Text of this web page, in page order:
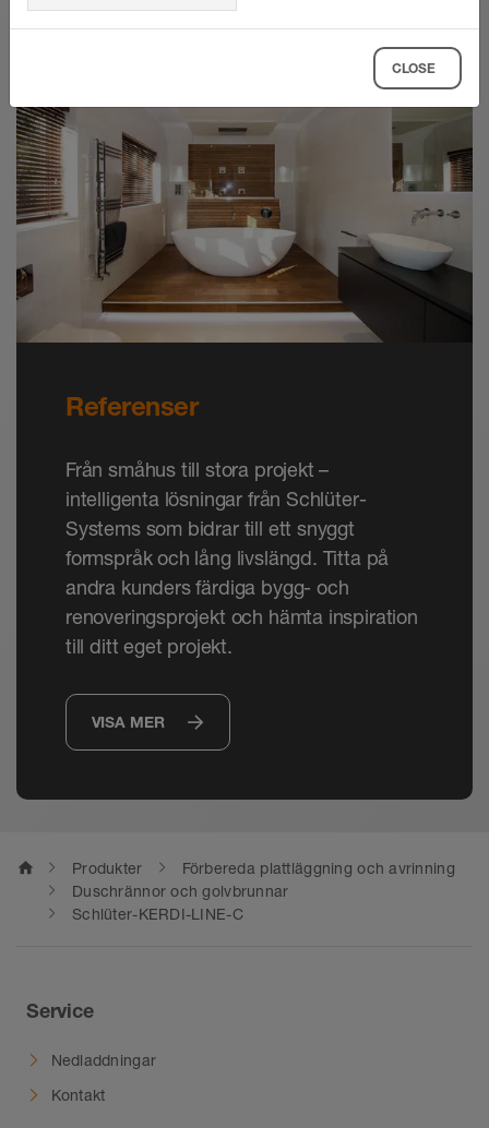
klargöras om det aktuella golvavloppssystemet
kan användas beroende på kemisk, mekanisk
rengöringsmedel bör undvikas.
Profilramen och det passande täcklocket A, B
och C finns även med strukturbelagd yta.
Ytskiktet får då en naturlig karaktär. Det rostfria
stålet är förbehandlat och har en polyuretan-
pulverlackering. Ytskiktet håller färgen samt är
UV- och väderbeständigt. Synliga ytor ska
skyddas mot smärgling och repning.
Referenser
Från småhus till stora projekt –
intelligenta lösningar från Schlüter-
Systems som bidrar till ett snyggt
formspråk och lång livslängd. Titta på
andra kunders färdiga bygg- och
renoveringsprojekt och hämta inspiration
till ditt eget projekt.
VISA MER
home Produkter
Förbereda plattläggning och avrinning
Duschrännor och golvbrunnar
Schlüter-KERDI-LINE-C
Service
Nedladdningar
Kontakt
CLOSE